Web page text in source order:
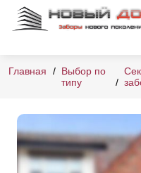
Главная
Выбор по
типу